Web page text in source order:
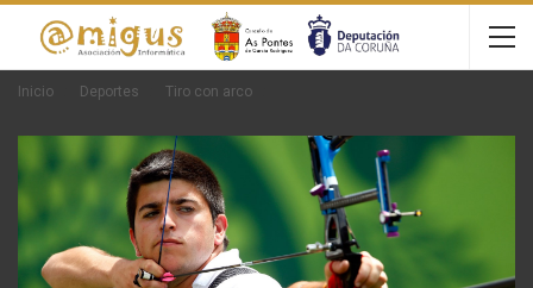
Inicio Deportes Tiro con arco